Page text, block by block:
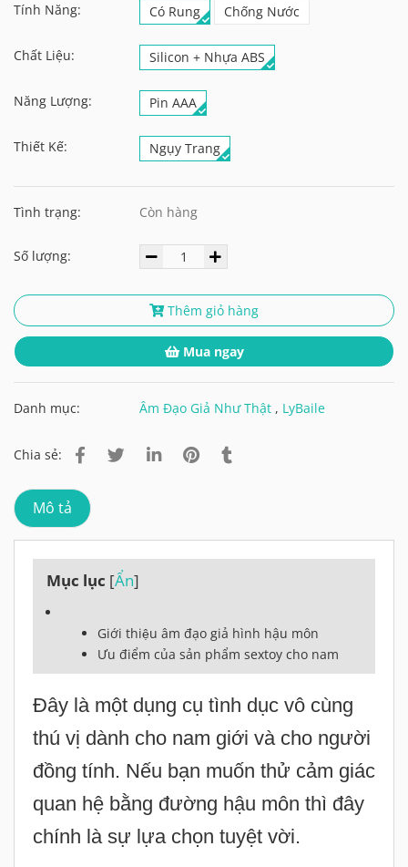
Tính Năng: Có Rung Chống Nước
Chất Liệu: Silicon + Nhựa ABS
Năng Lượng: Pin AAA
Thiết Kế: Ngụy Trang
Tình trạng: Còn hàng
Số lượng:
Thêm giỏ hàng
Mua ngay
Danh mục: Âm Đạo Giả Như Thật , LyBaile
Chia sẻ:
Mô tả
Mục lục [Ẩn]
Giới thiệu âm đạo giả hình hậu môn
Ưu điểm của sản phẩm sextoy cho nam
Đây là một dụng cụ tình dục vô cùng
thú vị dành cho nam giới và cho người
đồng tính. Nếu bạn muốn thử cảm giác
quan hệ bằng đường hậu môn thì đây
chính là sự lựa chọn tuyệt vời.